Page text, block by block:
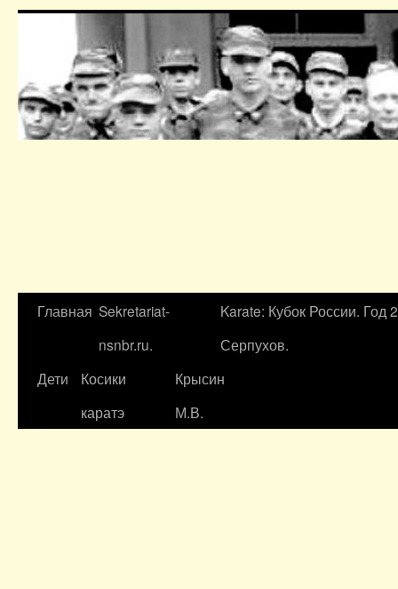
Главная Sekretariat-
nsnbr.ru.
Karate: Кубок России. Год
Серпухов.
Дети
Косики
каратэ
Крысин
М.В.